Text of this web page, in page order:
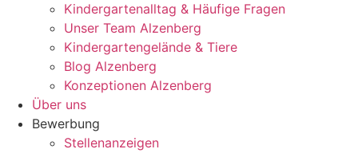
Kindergartenalltag & Häufige Fragen
Unser Team Alzenberg
Kindergartengelände & Tiere
Blog Alzenberg
Konzeptionen Alzenberg
Über uns
Bewerbung
Stellenanzeigen